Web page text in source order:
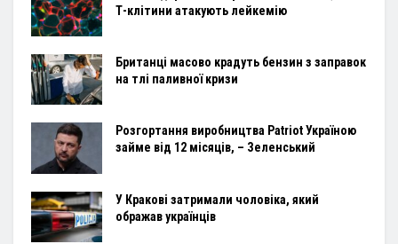
Т-клітини атакують лейкемію
Британці масово крадуть бензин з заправок
на тлі паливної кризи
Розгортання виробництва Patriot Україною
займе від 12 місяців, – Зеленський
У Кракові затримали чоловіка, який
ображав українців